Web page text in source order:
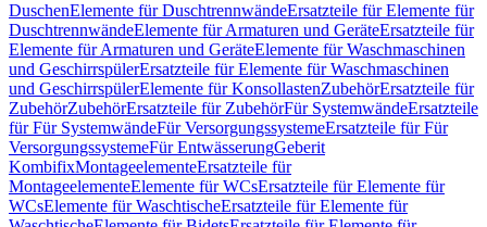
DuschenElemente für DuschtrennwändeErsatzteile für Elemente für
DuschtrennwändeElemente für Armaturen und GeräteErsatzteile für
Elemente für Armaturen und GeräteElemente für Waschmaschinen
und GeschirrspülerErsatzteile für Elemente für Waschmaschinen
und GeschirrspülerElemente für KonsollastenZubehörErsatzteile für
ZubehörZubehörErsatzteile für ZubehörFür SystemwändeErsatzteile
für Für SystemwändeFür VersorgungssystemeErsatzteile für Für
VersorgungssystemeFür EntwässerungGeberit
KombifixMontageelementeErsatzteile für
MontageelementeElemente für WCsErsatzteile für Elemente für
WCsElemente für WaschtischeErsatzteile für Elemente für